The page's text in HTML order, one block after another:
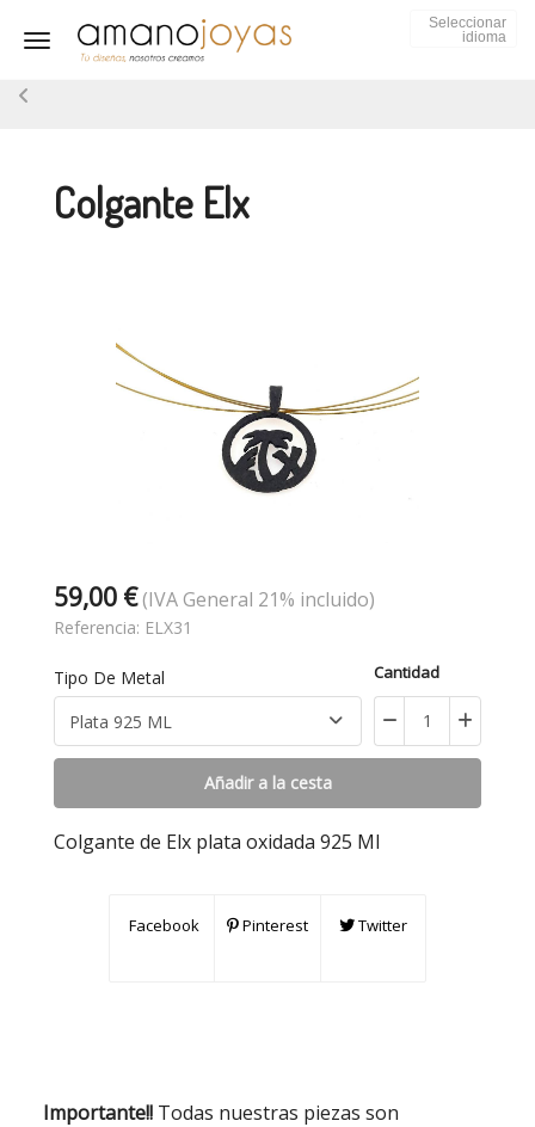
Seleccionar
idioma
Toggle navigation
Colgante Elx
59,00 €(IVA General 21% incluido)
Referencia: ELX31
Tipo De Metal Cantidad
Añadir a la cesta
Colgante de Elx plata oxidada 925 Ml
Facebook Pinterest Twitter
Importante!!Todas nuestras piezas son